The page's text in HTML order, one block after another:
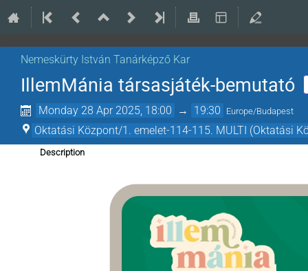
Nemeskürty István Tanárképző Kar
IllemMánia társasjáték-bemutató
Monday 28 Apr 2025, 18:00 → 19:30 Europe/Budapest
Oktatási Központ/1. emelet-114-115. MULTI (Oktatási
Description